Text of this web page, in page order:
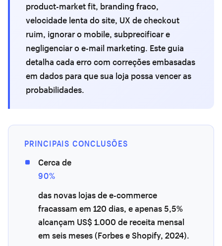
product-market fit, branding fraco,
velocidade lenta do site, UX de checkout
ruim, ignorar o mobile, subprecificar e
negligenciar o e-mail marketing. Este guia
detalha cada erro com correções embasadas
em dados para que sua loja possa vencer as
probabilidades.
PRINCIPAIS CONCLUSÕES
Cerca de
90%
das novas lojas de e-commerce
fracassam em 120 dias, e apenas 5,5%
alcançam US$ 1.000 de receita mensal
em seis meses (Forbes e Shopify, 2024).